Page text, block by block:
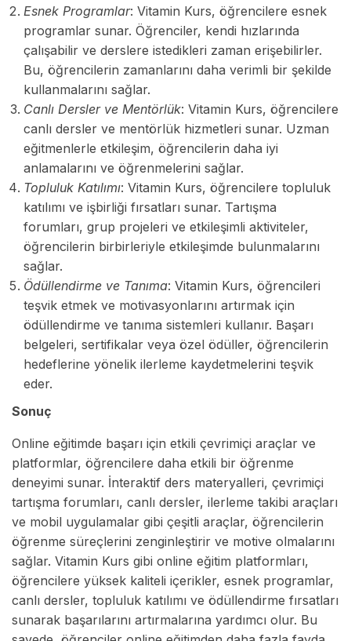
Esnek Programlar: Vitamin Kurs, öğrencilere esnek
programlar sunar. Öğrenciler, kendi hızlarında
çalışabilir ve derslere istedikleri zaman erişebilirler.
Bu, öğrencilerin zamanlarını daha verimli bir şekilde
kullanmalarını sağlar.
Canlı Dersler ve Mentörlük: Vitamin Kurs, öğrencilere
canlı dersler ve mentörlük hizmetleri sunar. Uzman
eğitmenlerle etkileşim, öğrencilerin daha iyi
anlamalarını ve öğrenmelerini sağlar.
Topluluk Katılımı: Vitamin Kurs, öğrencilere topluluk
katılımı ve işbirliği fırsatları sunar. Tartışma
forumları, grup projeleri ve etkileşimli aktiviteler,
öğrencilerin birbirleriyle etkileşimde bulunmalarını
sağlar.
Ödüllendirme ve Tanıma: Vitamin Kurs, öğrencileri
teşvik etmek ve motivasyonlarını artırmak için
ödüllendirme ve tanıma sistemleri kullanır. Başarı
belgeleri, sertifikalar veya özel ödüller, öğrencilerin
hedeflerine yönelik ilerleme kaydetmelerini teşvik
eder.
Sonuç
Online eğitimde başarı için etkili çevrimiçi araçlar ve
platformlar, öğrencilere daha etkili bir öğrenme
deneyimi sunar. İnteraktif ders materyalleri, çevrimiçi
tartışma forumları, canlı dersler, ilerleme takibi araçları
ve mobil uygulamalar gibi çeşitli araçlar, öğrencilerin
öğrenme süreçlerini zenginleştirir ve motive olmalarını
sağlar. Vitamin Kurs gibi online eğitim platformları,
öğrencilere yüksek kaliteli içerikler, esnek programlar,
canlı dersler, topluluk katılımı ve ödüllendirme fırsatları
sunarak başarılarını artırmalarına yardımcı olur. Bu